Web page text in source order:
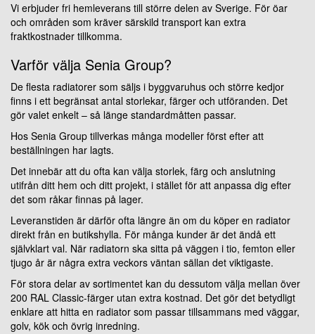
Vi erbjuder fri hemleverans till större delen av Sverige. För öar
och områden som kräver särskild transport kan extra
fraktkostnader tillkomma.
Varför välja Senia Group?
De flesta radiatorer som säljs i byggvaruhus och större kedjor
finns i ett begränsat antal storlekar, färger och utföranden. Det
gör valet enkelt – så länge standardmåtten passar.
Hos Senia Group tillverkas många modeller först efter att
beställningen har lagts.
Det innebär att du ofta kan välja storlek, färg och anslutning
utifrån ditt hem och ditt projekt, i stället för att anpassa dig efter
det som råkar finnas på lager.
Leveranstiden är därför ofta längre än om du köper en radiator
direkt från en butikshylla. För många kunder är det ändå ett
självklart val. När radiatorn ska sitta på väggen i tio, femton eller
tjugo år är några extra veckors väntan sällan det viktigaste.
För stora delar av sortimentet kan du dessutom välja mellan över
200 RAL Classic-färger utan extra kostnad. Det gör det betydligt
enklare att hitta en radiator som passar tillsammans med väggar,
golv, kök och övrig inredning.